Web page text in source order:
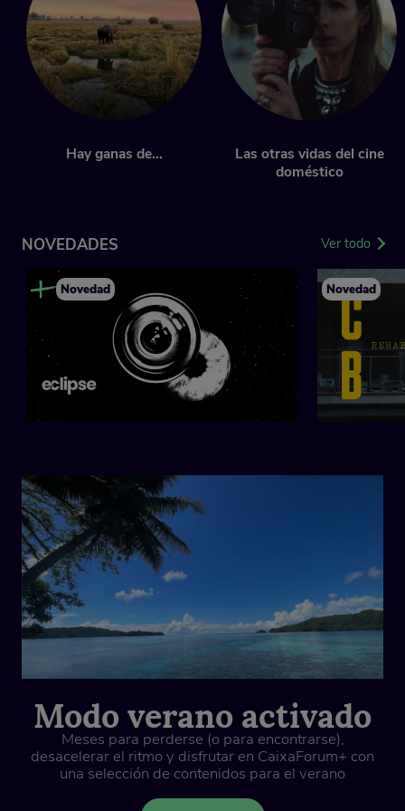
Hay ganas de...
Las otras vidas del cine
doméstico
NOVEDADES Ver todo
Novedad Novedad
Modo verano activado
Meses para perderse (o para encontrarse),
desacelerar el ritmo y disfrutar en CaixaForum+ con
una selección de contenidos para el verano